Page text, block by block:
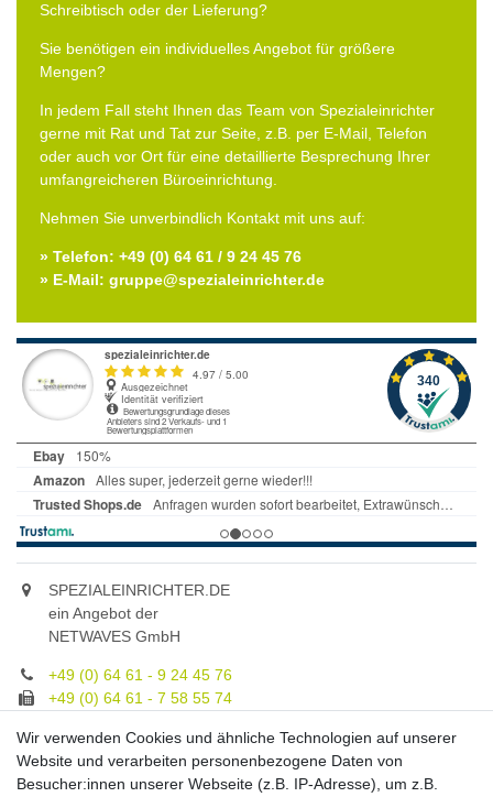
Schreibtisch oder der Lieferung?
Sie benötigen ein individuelles Angebot für größere
Mengen?
In jedem Fall steht Ihnen das Team von Spezialeinrichter
gerne mit Rat und Tat zur Seite, z.B. per E-Mail, Telefon
oder auch vor Ort für eine detaillierte Besprechung Ihrer
umfangreicheren Büroeinrichtung.
Nehmen Sie unverbindlich Kontakt mit uns auf:
» Telefon: +49 (0) 64 61 / 9 24 45 76
» E-Mail: gruppe@spezialeinrichter.de
SPEZIALEINRICHTER.DE
ein Angebot der
NETWAVES GmbH
+49 (0) 64 61 - 9 24 45 76
+49 (0) 64 61 - 7 58 55 74
Unsere Fachberatung:
Montag - Freitag, 9.00 - 21.00
Wir verwenden Cookies und ähnliche Technologien auf unserer
Website und verarbeiten personenbezogene Daten von
Besucher:innen unserer Webseite (z.B. IP-Adresse), um z.B.